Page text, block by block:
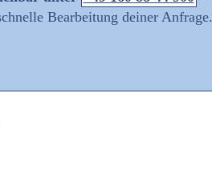
Bearbeitung deiner Anfrage.